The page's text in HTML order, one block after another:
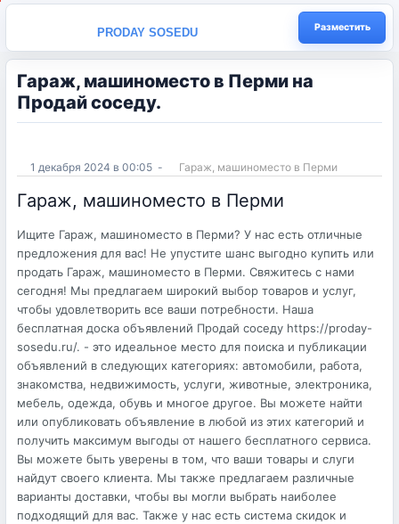
PRODAY SOSEDU Разместить
Гараж, машиноместо в Перми на
Продай соседу.
1 декабря 2024 в 00:05 - Гараж, машиноместо в Перми
Гараж, машиноместо в Перми
Ищите Гараж, машиноместо в Перми? У нас есть отличные
предложения для вас! Не упустите шанс выгодно купить или
продать Гараж, машиноместо в Перми. Свяжитесь с нами
сегодня! Мы предлагаем широкий выбор товаров и услуг,
чтобы удовлетворить все ваши потребности. Наша
бесплатная доска объявлений Продай соседу https://proday-
sosedu.ru/. - это идеальное место для поиска и публикации
объявлений в следующих категориях: автомобили, работа,
знакомства, недвижимость, услуги, животные, электроника,
мебель, одежда, обувь и многое другое. Вы можете найти
или опубликовать объявление в любой из этих категорий и
получить максимум выгоды от нашего бесплатного сервиса.
Вы можете быть уверены в том, что ваши товары и слуги
найдут своего клиента. Мы также предлагаем различные
варианты доставки, чтобы вы могли выбрать наиболее
подходящий для вас. Также у нас есть система скидок и